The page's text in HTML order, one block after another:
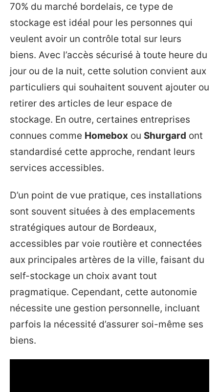
70% du marché bordelais, ce type de
stockage est idéal pour les personnes qui
veulent avoir un contrôle total sur leurs
biens. Avec l’accès sécurisé à toute heure du
jour ou de la nuit, cette solution convient aux
particuliers qui souhaitent souvent ajouter ou
retirer des articles de leur espace de
stockage. En outre, certaines entreprises
connues comme Homebox ou Shurgard ont
standardisé cette approche, rendant leurs
services accessibles.
D’un point de vue pratique, ces installations
sont souvent situées à des emplacements
stratégiques autour de Bordeaux,
accessibles par voie routière et connectées
aux principales artères de la ville, faisant du
self-stockage un choix avant tout
pragmatique. Cependant, cette autonomie
nécessite une gestion personnelle, incluant
parfois la nécessité d’assurer soi-même ses
biens.